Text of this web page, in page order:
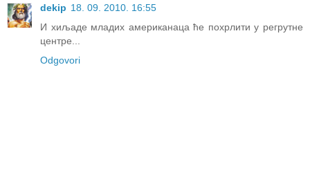
dekip 18. 09. 2010. 16:55
И хиљаде младих американаца ће похрлити у регрутне
центре...
Odgovori